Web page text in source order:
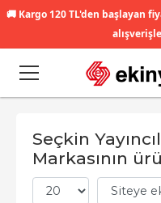
🚚 Kargo 120 TL'den başlayan
Seçkin
Markasının